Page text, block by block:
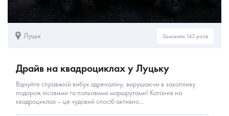
Луцьк Замовили 143 разів
Драйв на квадроциклах у Луцьку
Відчуйте справжній вибух адреналіну, вирушаючи в захопливу
подорож лісовими та польовими маршрутами! Катання на
квадроциклах – це чудовий спосіб активно...